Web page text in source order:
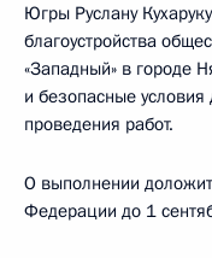
Югры Руслану
благоустройства
«Западный» в городе
и безопасные
проведения работ.
О выполнении
Федерации до 1